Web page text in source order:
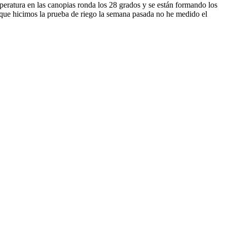
en las canopias ronda los 28 grados y se están formando los
hicimos la prueba de riego la semana pasada no he medido el